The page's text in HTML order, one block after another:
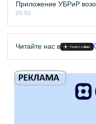
Приложение УБРиР
09:50
Читайте нас в